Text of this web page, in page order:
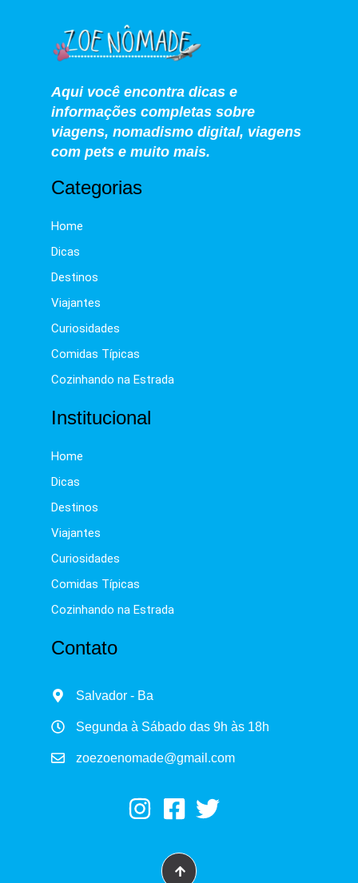
Aqui você encontra dicas e
informações completas sobre
viagens, nomadismo digital, viagens
com pets e muito mais.
Categorias
Home
Dicas
Destinos
Viajantes
Curiosidades
Comidas Típicas
Cozinhando na Estrada
Institucional
Home
Dicas
Destinos
Viajantes
Curiosidades
Comidas Típicas
Cozinhando na Estrada
Contato
Salvador - Ba
Segunda à Sábado das 9h às 18h
zoezoenomade@gmail.com